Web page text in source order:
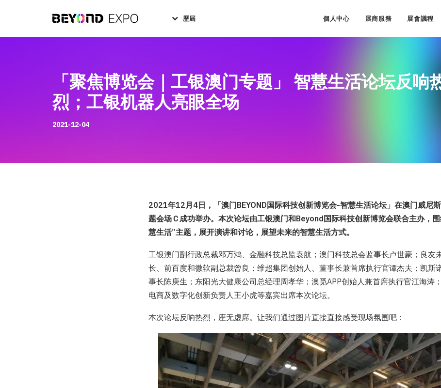
歷屆 個人中心 展商服務 展會議程
「聚焦博览会｜工银澳门专题」 智慧生活论坛反响
烈；工银机器人亮眼全场
2021-12-04
2021年12月4日，「澳门BEYOND国际科技创新博览会-智慧生活论坛」在澳门威尼
题会场Ｃ成功举办。本次论坛由工银澳门和Beyond国际科技创新博览会联合主办，
慧生活”主题，展开演讲和讨论，展望未来的智慧生活方式。
工银澳门副行政总裁邓万鸿、金融科技总监袁航；澳门科技总会监事长卢世豪；良友
长、前百度和微软副总裁曾良；维超集团创始人、董事长兼首席执行官谭杰夫；凯斯
事长陈庚生；东阳光大健康公司总经理周孝华；澳觅APP创始人兼首席执行官江海涛
电商及数字化创新负责人王小虎等嘉宾出席本次论坛。
本次论坛反响热烈，座无虚席。让我们通过图片直接直接感受现场氛围吧：